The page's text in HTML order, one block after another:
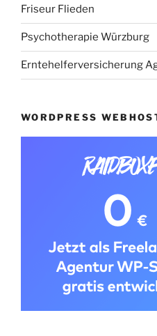
Friseur Flieden
Psychotherapie Würzburg
Erntehelferversicherung
WORDPRESS